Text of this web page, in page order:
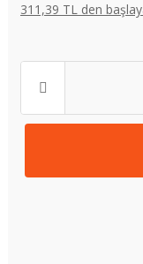
311,39 TL den